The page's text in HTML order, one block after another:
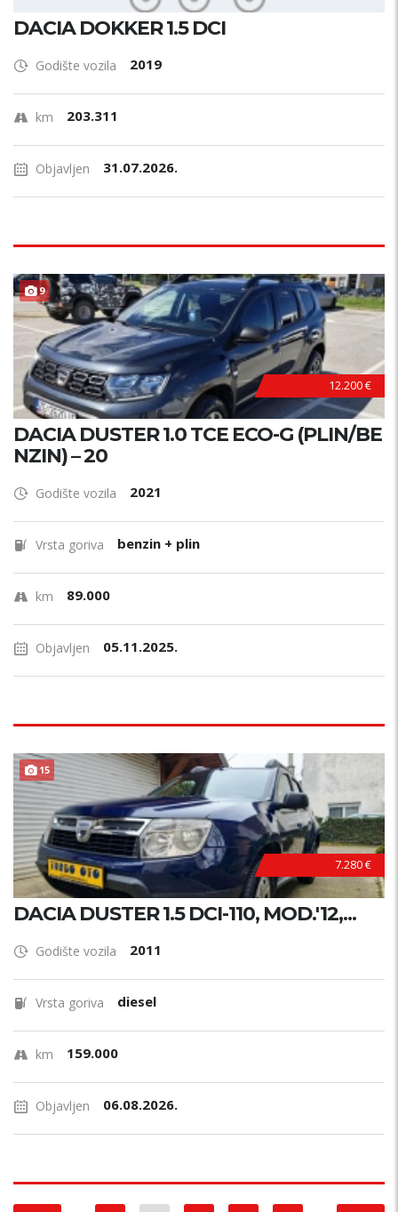
DACIA DOKKER 1.5 DCI
Godište vozila 2019
km 203.311
Objavljen 31.07.2026.
9
12.200 €
DACIA DUSTER 1.0 TCE ECO-G (PLIN/BE
NZIN) – 20
Godište vozila 2021
Vrsta goriva benzin + plin
km 89.000
Objavljen 05.11.2025.
15
7.280 €
DACIA DUSTER 1.5 DCI-110, MOD.'12,...
Godište vozila 2011
Vrsta goriva diesel
km 159.000
Objavljen 06.08.2026.